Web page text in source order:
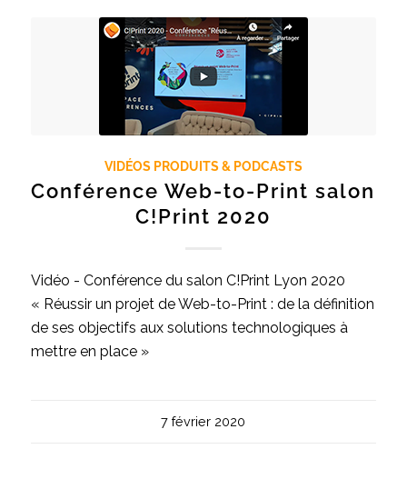
VIDÉOS PRODUITS & PODCASTS
Conférence Web-to-Print salon
C!Print 2020
Vidéo - Conférence du salon C!Print Lyon 2020
« Réussir un projet de Web-to-Print : de la définition
de ses objectifs aux solutions technologiques à
mettre en place »
7 février 2020